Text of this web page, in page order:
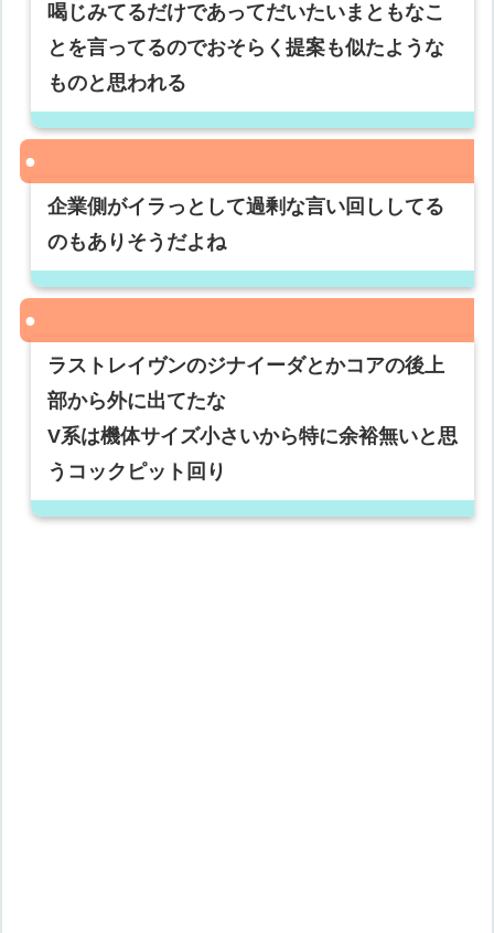
喝じみてるだけであってだいたいまともなこ
とを言ってるのでおそらく提案も似たような
ものと思われる
企業側がイラっとして過剰な言い回ししてる
のもありそうだよね
ラストレイヴンのジナイーダとかコアの後上
部から外に出てたな
V系は機体サイズ小さいから特に余裕無いと思
うコックピット回り